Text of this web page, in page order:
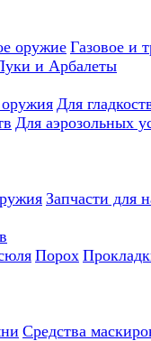
оружиеГазовое и
и Арбалеты
оружия Для
Для аэрозольных
Запчасти для
Порох
Средства